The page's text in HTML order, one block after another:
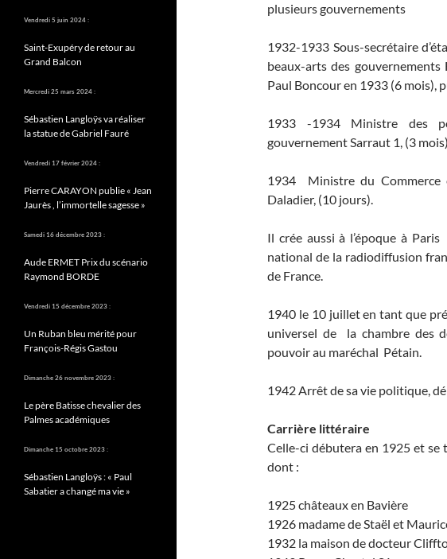
plusieurs gouvernements
1932-1933 Sous-secrétaire
beaux-arts des
Paul Boncour en 1933 (6 mois),
1933 -1934 Ministre des
gouvernement Sarraut 1, (3
1934 Ministre du Commerce
Daladier, (10 jours).
Il crée aussi à l’époque à
national de la radiodiffusion
de France.
1940 le 10 juillet en tant que
universel de la chambre des
pouvoir au maréchal Pétain.
1942 Arrêt de sa vie politique,
Carrière littéraire
Celle-ci débutera en 1925 et se
dont :
1925 châteaux en Bavière
1926 madame de Staël et
1932 la maison de docteur
Vendredi 5 juin 2024 :
Saint-Exupéry de retour au
Grand Balcon
Mercredi 25 mars 2024 :
Sébastien Langloÿs va réaliser
la statue de Gabriel Fauré
Vendredi 17 février 2024 :
Pierre CARAYON publie « Jean
Jaurès , l’immortelle sagesse »
Samedi 16 décembre 2023 :
Aude ERMET Prix du scénario
Raymond BORDE
Vendredi 15 décembre 2023 :
Un Ruban bleu mérité pour
François-Régis Gastou
Dimanche 26 novembre 2023 :
Le père Batisse chevalier des
Palmes académiques
Dimanche 15 octobre 2023 :
Sébastien Langloÿs : « Paul
Sabatier a changé ma vie »